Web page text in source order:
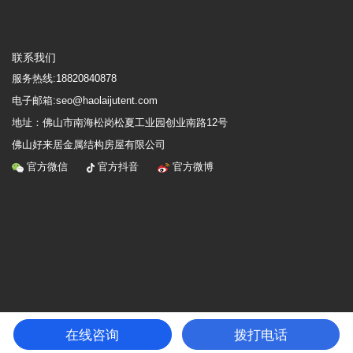
联系我们
服务热线:18820840878
电子邮箱:seo@haolaijutent.com
地址： 佛山市南海松岗松夏工业园创业南路12号
佛山好来居金属结构房屋有限公司
官方微信
官方抖音 官方微博
Copyright © 2019-2020 佛山好来居金属结构房屋有限公司 ALL Rights reserved粤ICP备
17015253号
在线咨询 拨打电话